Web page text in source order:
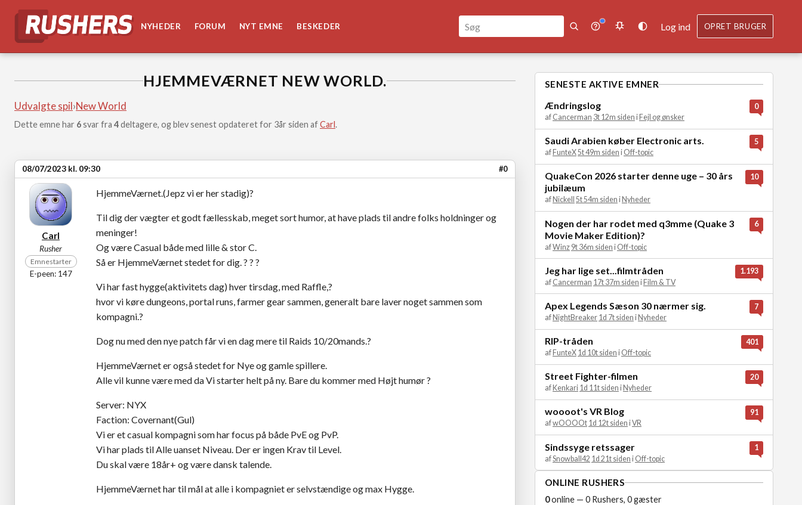
NYHEDER FORUM NYT EMNE BESKEDER Log ind OPRET BRUGER
HJEMMEVÆRNET NEW WORLD.
Udvalgte spil›New World
Dette emne har 6svar fra 4deltagere, og blev senest opdateret for 3år siden afCarl.
08/07/2023 kl. 09:30 #0
Carl
Rusher
Emnestarter
E-peen: 147
HjemmeVærnet.(Jepz vi er her stadig)?
Til dig der vægter et godt fællesskab, meget sort humor, at have plads til andre folks holdninger og
meninger!
Og være Casual både med lille & stor C.
Så er HjemmeVærnet stedet for dig. ? ? ?
Vi har fast hygge(aktivitets dag) hver tirsdag, med Raffle,?
hvor vi køre dungeons, portal runs, farmer gear sammen, generalt bare laver noget sammen som
kompagni.?
Dog nu med den nye patch får vi en dag mere til Raids 10/20mands.?
HjemmeVærnet er også stedet for Nye og gamle spillere.
Alle vil kunne være med da Vi starter helt på ny. Bare du kommer med Højt humør ?
Server: NYX
Faction: Covernant(Gul)
Vi er et casual kompagni som har focus på både PvE og PvP.
Vi har plads til Alle uanset Niveau. Der er ingen Krav til Level.
Du skal være 18år+ og være dansk talende.
HjemmeVærnet har til mål at alle i kompagniet er selvstændige og max Hygge.
SENESTE AKTIVE EMNER
Ændringslog
af Cancerman 3t 12m siden i Fejl og ønsker
0
Saudi Arabien køber Electronic arts.
af FunteX5t 49m siden i Off-topic
5
QuakeCon 2026 starter denne uge – 30 års
jubilæum
af Nickell 5t 54m siden i Nyheder
10
Nogen der har rodet med q3mme (Quake 3
Movie Maker Edition)?
afWinz 9t 36m siden i Off-topic
6
Jeg har lige set...filmtråden
af Cancerman 17t 37m siden iFilm & TV
1.193
Apex Legends Sæson 30 nærmer sig.
af NightBreaker 1d 7t siden i Nyheder
7
RIP-tråden
af FunteX 1d 10t siden i Off-topic
401
Street Fighter-filmen
af Kenkari 1d 11t siden i Nyheder
20
woooot's VR Blog
afwOOOOt 1d 12t siden iVR
91
Sindssyge retssager
afSnowball42 1d 21t siden i Off-topic
1
ONLINE RUSHERS
0online — 0 Rushers, 0 gæster